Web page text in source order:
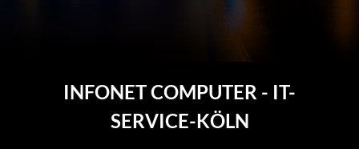
INFONET COMPUTER - IT-
SERVICE-KÖLN